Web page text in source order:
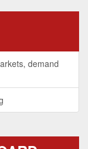
demand